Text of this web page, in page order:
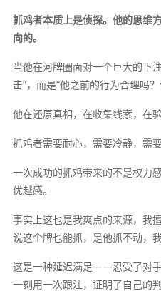
抓鸡者本质上是侦探。他的思维
向的。
当他在河牌圈面对一个巨大的下
击”，而是“他之前的行为合理吗
他在还原真相，在收集线索，在
抓鸡者需要耐心，需要冷静，需
一次成功的抓鸡带来的不是权力
优越感。
事实上这也是我爽点的来源，我
说这个牌也能抓，是他抓不动，
这是一种延迟满足——忍受了对
一刻用一次跟注，证明了自己的判